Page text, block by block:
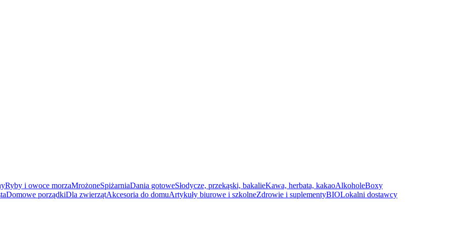
Ryby i owoce morzaMrożoneSpiżarniaDania gotoweSłodycze, przekąski, bakalieKawa, herbata, kakaoAlkoholeBoxy
Domowe porządkiDla zwierzątAkcesoria do domuArtykuły biurowe i szkolneZdrowie i suplementyBIOLokalni dostawcy